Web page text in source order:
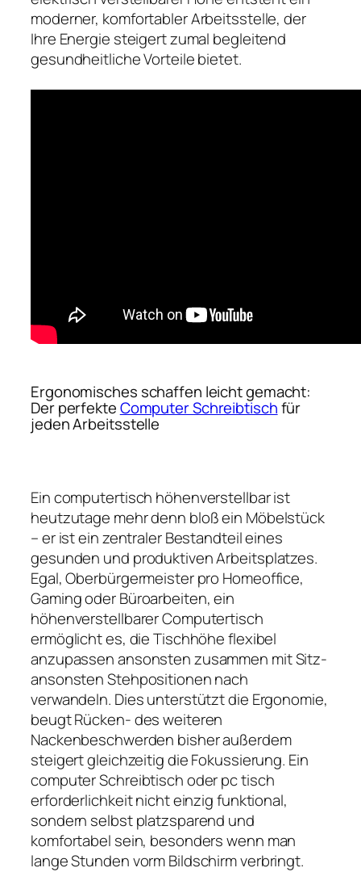
moderner, komfortabler Arbeitsstelle, der
Ihre Energie steigert zumal begleitend
gesundheitliche Vorteile bietet.
Ergonomisches schaffen leicht gemacht:
Der perfekteComputer Schreibtischfür
jeden Arbeitsstelle
Ein computertisch höhenverstellbar ist
heutzutage mehr denn bloß ein Möbelstück
– er ist ein zentraler Bestandteil eines
gesunden und produktiven Arbeitsplatzes.
Egal, Oberbürgermeister pro Homeoffice,
Gaming oder Büroarbeiten, ein
höhenverstellbarer Computertisch
ermöglicht es, die Tischhöhe flexibel
anzupassen ansonsten zusammen mit Sitz-
ansonsten Stehpositionen nach
verwandeln. Dies unterstützt die Ergonomie,
beugt Rücken- des weiteren
Nackenbeschwerden bisher außerdem
steigert gleichzeitig die Fokussierung. Ein
computer Schreibtisch oder pc tisch
erforderlichkeit nicht einzig funktional,
sondern selbst platzsparend und
komfortabel sein, besonders wenn man
lange Stunden vorm Bildschirm verbringt.